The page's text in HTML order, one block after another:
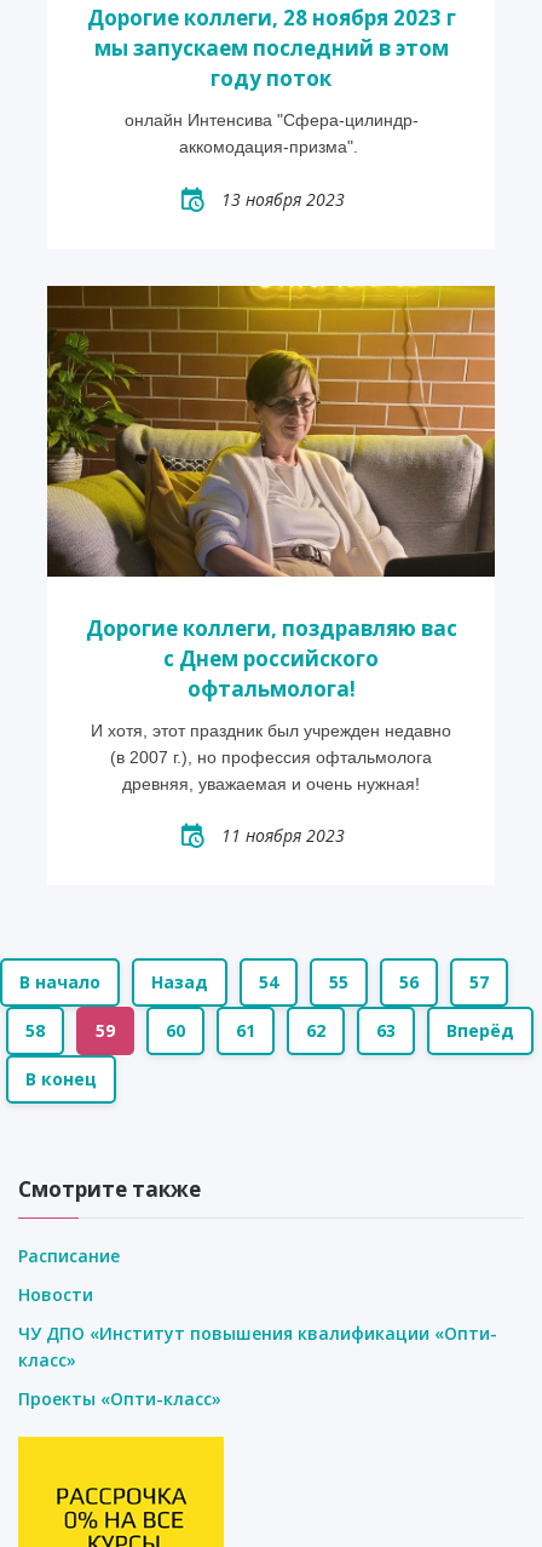
Дорогие коллеги, 28 ноября 2023 г
мы запускаем последний в этом
году поток
онлайн Интенсива "Сфера-цилиндр-
аккомодация-призма".
13 ноября 2023
Дорогие коллеги, поздравляю вас
с Днем российского
офтальмолога!
И хотя, этот праздник был учрежден недавно
(в 2007 г.), но профессия офтальмолога
древняя, уважаемая и очень нужная!
11 ноября 2023
В начало Назад 54 55 56 57
58 59 60 61 62 63 Вперёд
В конец
Смотрите также
Расписание
Новости
ЧУ ДПО «Институт повышения квалификации «Опти-
класс»
Проекты «Опти-класс»